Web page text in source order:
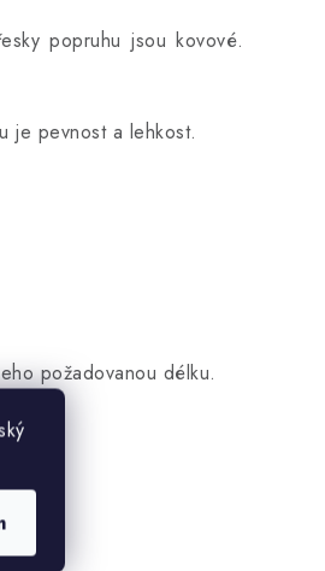
popruhu jsou kovové.
je pevnost a lehkost.
požadovanou délku.